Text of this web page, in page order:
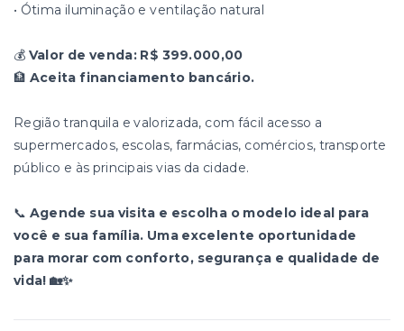
• Ótima iluminação e ventilação natural
💰 Valor de venda: R$ 399.000,00
🏦 Aceita financiamento bancário.
Região tranquila e valorizada, com fácil acesso a
supermercados, escolas, farmácias, comércios, transporte
público e às principais vias da cidade.
📞 Agende sua visita e escolha o modelo ideal para
você e sua família. Uma excelente oportunidade
para morar com conforto, segurança e qualidade de
vida! 🏡✨